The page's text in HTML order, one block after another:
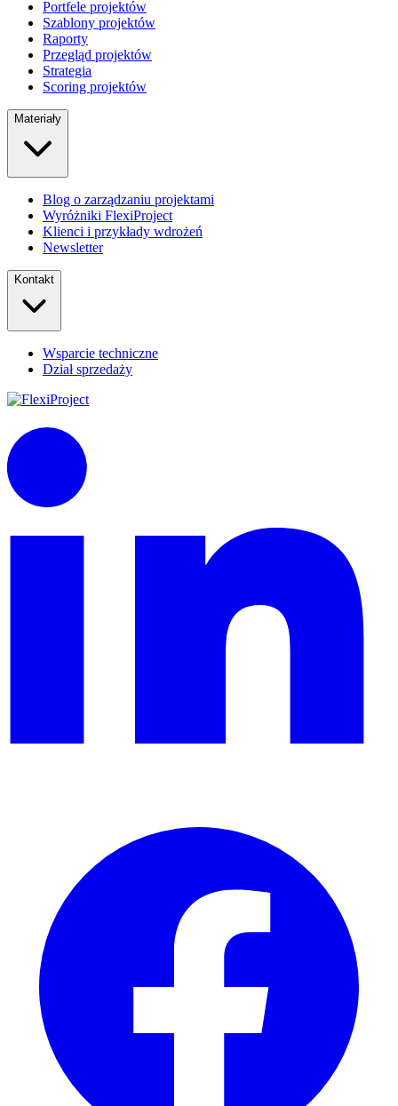
Portfele projektów
Szablony projektów
Raporty
Przegląd projektów
Strategia
Scoring projektów
Materiały
Blog o zarządzaniu projektami
Wyróżniki FlexiProject
Klienci i przykłady wdrożeń
Newsletter
Kontakt
Wsparcie techniczne
Dział sprzedaży